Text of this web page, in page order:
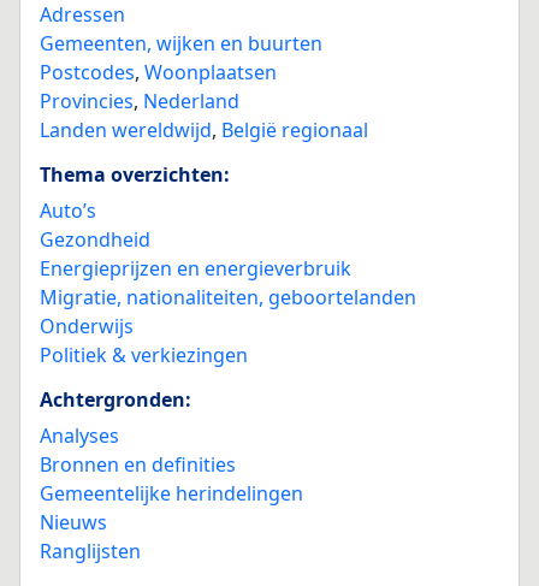
Adressen
Gemeenten, wijken en buurten
Postcodes, Woonplaatsen
Provincies, Nederland
Landen wereldwijd, België regionaal
Thema overzichten:
Auto’s
Gezondheid
Energieprijzen en energieverbruik
Migratie, nationaliteiten, geboortelanden
Onderwijs
Politiek & verkiezingen
Achtergronden:
Analyses
Bronnen en definities
Gemeentelijke herindelingen
Nieuws
Ranglijsten